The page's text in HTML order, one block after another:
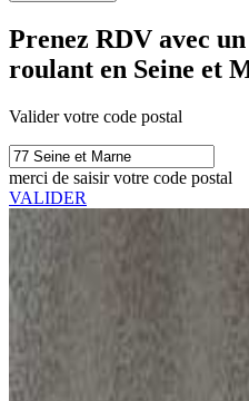
Prenez RDV avec
roulant en Seine et
Valider votre code postal
merci de saisir votre code postal
VALIDER